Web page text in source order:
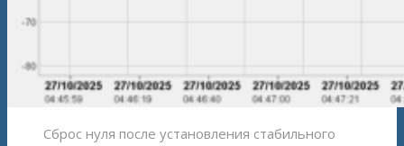
Сброс нуля после установления стабильного